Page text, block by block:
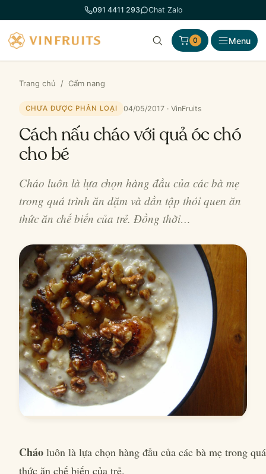
đến
phần
nội
dung
091 4411 293 Chat Zalo
0 Menu
Trang chủ / Cẩm nang
CHƯA ĐƯỢC PHÂN LOẠI 04/05/2017 · VinFruits
Cách nấu cháo với quả óc chó
cho bé
Cháo luôn là lựa chọn hàng đầu của các bà mẹ
trong quá trình ăn dặm và dần tập thói quen ăn
thức ăn chế biến của trẻ. Đồng thời…
Cháo luôn là lựa chọn hàng đầu của các bà mẹ trong
thức ăn chế biến của trẻ.